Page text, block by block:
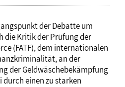
der Debatte um
die Kritik der Prüfung der
(FATF), dem internationalen
an der
der Geldwäschebekämpfung
durch einen zu starken